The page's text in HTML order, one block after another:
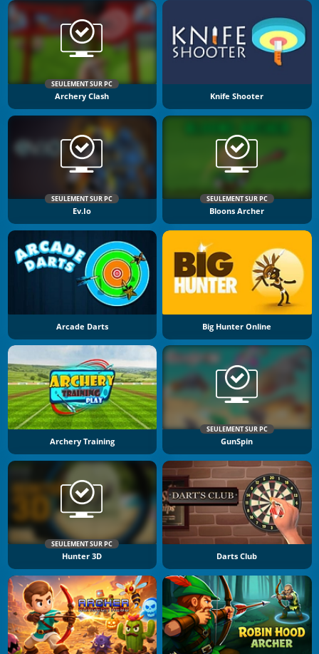
SEULEMENT SUR PC
Archery Clash Knife Shooter
SEULEMENT SUR PC
Ev.io
SEULEMENT SUR PC
Bloons Archer
Arcade Darts Big Hunter Online
Archery Training
SEULEMENT SUR PC
GunSpin
SEULEMENT SUR PC
Hunter 3D Darts Club